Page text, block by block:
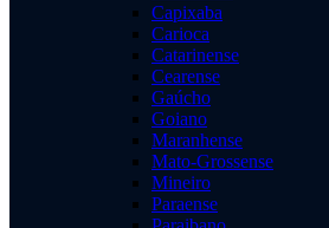
Capixaba
Carioca
Catarinense
Cearense
Gaúcho
Goiano
Maranhense
Mato-Grossense
Mineiro
Paraense